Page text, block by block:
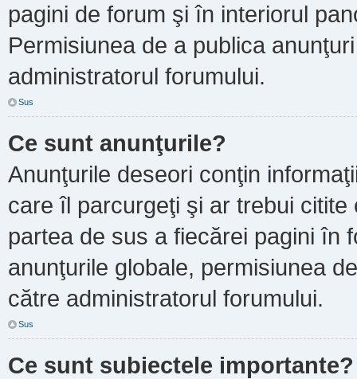
pagini de forum şi în interiorul
Permisiunea de a publica
administratorul forumului.
Sus
Ce sunt anunţurile?
Anunţurile deseori conţin
care îl parcurgeţi şi ar trebui
partea de sus a fiecărei pagini în
anunţurile globale, permisiunea
către administratorul forumului.
Sus
Ce sunt subiectele importante?